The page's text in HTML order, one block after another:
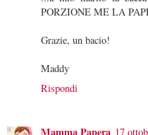
PORZIONE ME LA
Grazie, un bacio!
Maddy
Rispondi
Mamma Papera 17